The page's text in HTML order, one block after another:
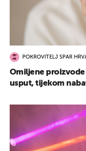
POKROVITELJ SPAR
Omiljene
usput, tijekom